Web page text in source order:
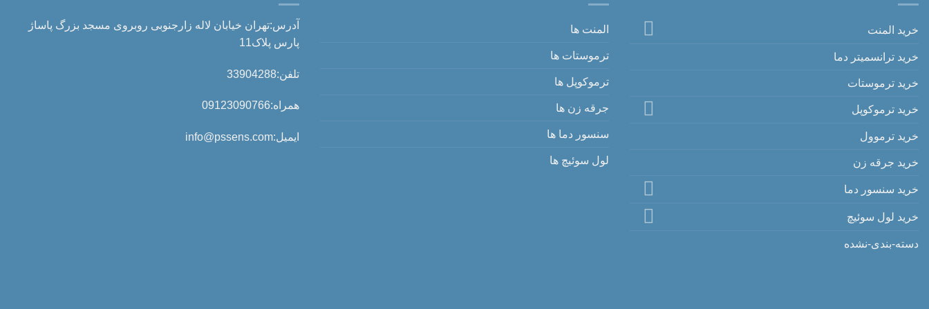
خرید المنت
خرید ترانسمیتر دما
خرید ترموستات
خرید ترموکوپل
خرید ترموول
خرید جرقه زن
خرید سنسور دما
خرید لول سوئیچ
دسته-بندی-نشده
المنت ها
ترموستات ها
ترموکوپل ها
جرقه زن ها
سنسور دما ها
لول سوئیچ ها
آدرس:تهران خیابان لاله زارجنوبی روبروی مسجد بزرگ پاساژ
پارس پلاک11
تلفن:33904288
همراه:09123090766
ایمیل:info@pssens.com